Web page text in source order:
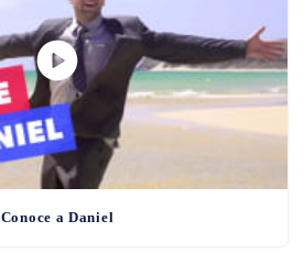
Conoce a Daniel